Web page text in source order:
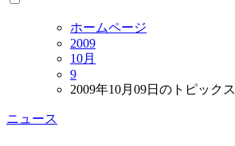
ホームページ
2009
10月
9
2009年10月09日のトピックス
ニュース